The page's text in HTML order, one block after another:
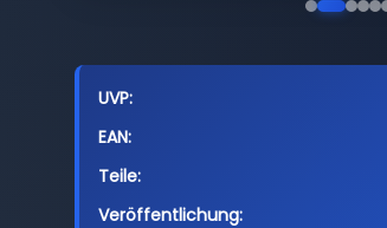
UVP:
EAN:
Teile:
Veröffentlichung: